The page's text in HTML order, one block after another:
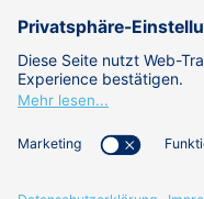
WISSEN
ÜBER UNS
KARRIERE